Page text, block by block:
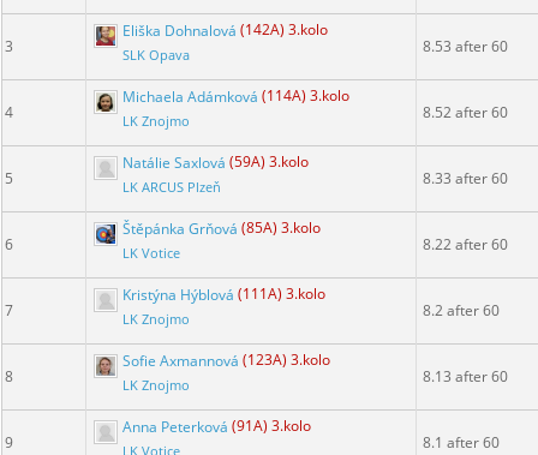
3
Eliška Dohnalová (142A) 3.kolo
SLK Opava 8.53 after 60
4
Michaela Adámková (114A) 3.kolo
LK Znojmo 8.52 after 60
5
Natálie Saxlová (59A) 3.kolo
LK ARCUS Plzeň 8.33 after 60
6
Štěpánka Grňová (85A) 3.kolo
LK Votice 8.22 after 60
7
Kristýna Hýblová (111A) 3.kolo
LK Znojmo 8.2 after 60
8
Sofie Axmannová (123A) 3.kolo
LK Znojmo 8.13 after 60
9
Anna Peterková (91A) 3.kolo
8.1 after 60